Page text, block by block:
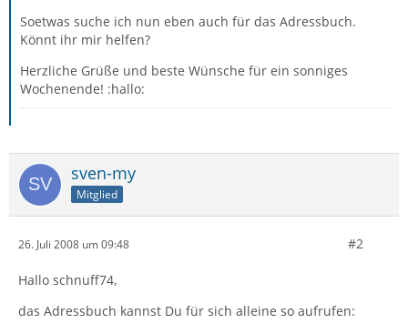
Soetwas suche ich nun eben auch für das Adressbuch.
Könnt ihr mir helfen?
Herzliche Grüße und beste Wünsche für ein sonniges
Wochenende! :hallo:
sven-my
Mitglied
26. Juli 2008 um 09:48 #2
Hallo schnuff74,
das Adressbuch kannst Du für sich alleine so aufrufen: